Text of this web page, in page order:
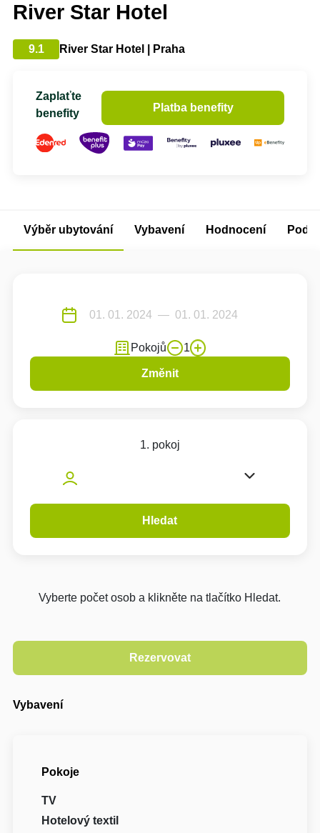
River Star Hotel
9.1 River Star Hotel | Praha
Zaplaťte
benefity
Platba benefity
Výběr ubytování Vybavení Hodnocení
Pokojů 1
Změnit
1. pokoj
Hledat
Vyberte počet osob a klikněte na tlačítko Hledat.
Vybavení
Pokoje
TV
Hotelový textil